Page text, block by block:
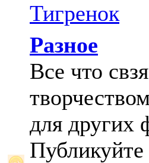
Тигренок
Разное
Все что
для других